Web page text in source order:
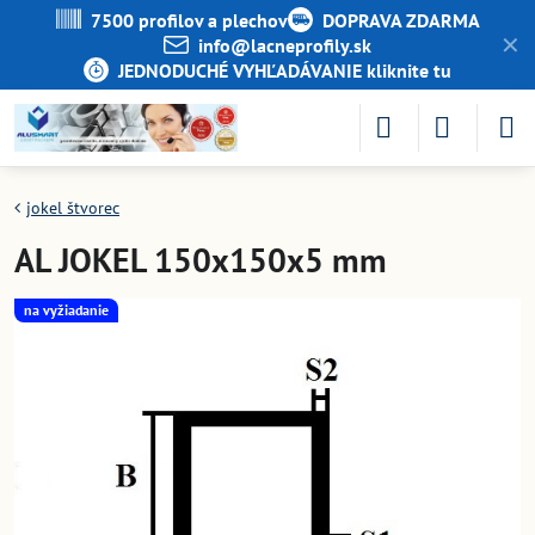
✕
7500 profilov a plechov
DOPRAVA ZDARMA
info​@lacneprofily​.sk
JEDNODUCHÉ VYHĽADÁVANIE kliknite tu
na vyžiadanie
jokel štvorec
AL JOKEL 150x150x5 mm